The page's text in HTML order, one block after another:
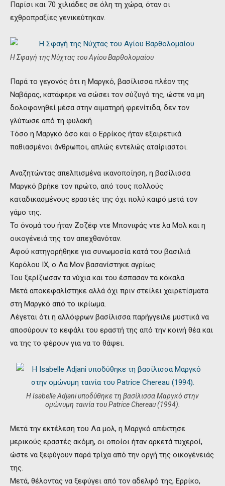
Παρίσι και 70 χιλιάδες σε όλη τη χώρα, όταν οι
εχθροπραξίες γενικεύτηκαν.
Η Σφαγή της Νύχτας του Αγίου Βαρθολομαίου
Παρά το γεγονός ότι η Μαργκό, βασίλισσα πλέον της
Ναβάρας, κατάφερε να σώσει τον σύζυγό της, ώστε να μη
δολοφονηθεί μέσα στην αιματηρή φρενίτιδα, δεν τον
γλύτωσε από τη φυλακή.
Τόσο η Μαργκό όσο και ο Ερρίκος ήταν εξαιρετικά
παθιασμένοι άνθρωποι, απλώς εντελώς αταίριαστοι.
Αναζητώντας απελπισμένα ικανοποίηση, η βασίλισσα
Μαργκό βρήκε τον πρώτο, από τους πολλούς
καταδικασμένους εραστές της όχι πολύ καιρό μετά τον
γάμο της.
Το όνομά του ήταν Ζοζέφ ντε Μπονιφάς ντε λα Μολ και η
οικογένειά της τον απεχθανόταν.
Αφού κατηγορήθηκε για συνωμοσία κατά του βασιλιά
Καρόλου ΙΧ, ο Λα Μον βασανίστηκε αγρίως.
Του ξερίζωσαν τα νύχια και του έσπασαν τα κόκαλα.
Μετά αποκεφαλίστηκε αλλά όχι πριν στείλει χαιρετίσματα
στη Μαργκό από το ικρίωμα.
Λέγεται ότι η αλλόφρων βασίλισσα παρήγγειλε μυστικά να
αποσύρουν το κεφάλι του εραστή της από την κοινή θέα και
να της το φέρουν για να το θάψει.
Η Isabelle Adjani υποδύθηκε τη βασίλισσα Μαργκό στην
ομώνυμη ταινία του Patrice Chereau (1994).
Μετά την εκτέλεση του Λα μολ, η Μαργκό απέκτησε
μερικούς εραστές ακόμη, οι οποίοι ήταν αρκετά τυχεροί,
ώστε να ξεφύγουν παρά τρίχα από την οργή της οικογένειάς
της.
Μετά, θέλοντας να ξεφύγει από τον αδελφό της, Ερρίκο,